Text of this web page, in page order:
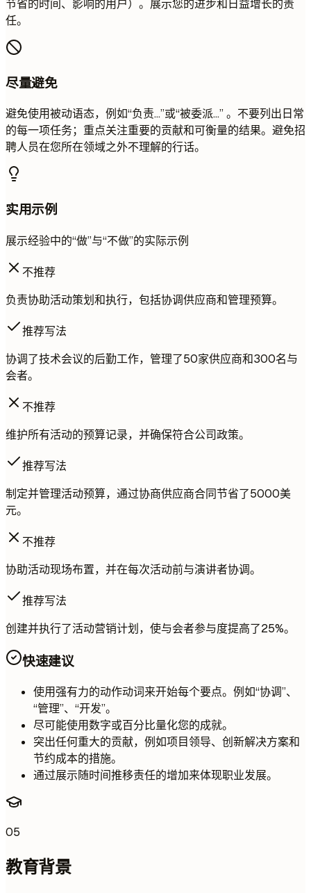
节省的时间、影响的用户）。展示您的进步和日益增长的责
任。
尽量避免
避免使用被动语态，例如“负责...”或“被委派...” 。不要列出日常
的每一项任务；重点关注重要的贡献和可衡量的结果。避免招
聘人员在您所在领域之外不理解的行话。
实用示例
展示经验中的“做”与“不做”的实际示例
不推荐
负责协助活动策划和执行，包括协调供应商和管理预算。
推荐写法
协调了技术会议的后勤工作，管理了50家供应商和300名与
会者。
不推荐
维护所有活动的预算记录，并确保符合公司政策。
推荐写法
制定并管理活动预算，通过协商供应商合同节省了5000美
元。
不推荐
协助活动现场布置，并在每次活动前与演讲者协调。
推荐写法
创建并执行了活动营销计划，使与会者参与度提高了25%。
快速建议
使用强有力的动作动词来开始每个要点。例如“协调”、
“管理”、“开发”。
尽可能使用数字或百分比量化您的成就。
突出任何重大的贡献，例如项目领导、创新解决方案和
节约成本的措施。
通过展示随时间推移责任的增加来体现职业发展。
05
教育背景